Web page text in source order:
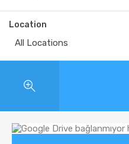
Location
All Locations